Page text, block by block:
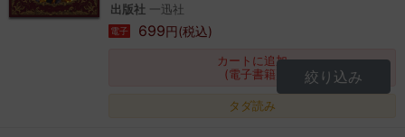
出版社
一迅社
電子 699円(税込)
カートに追加
(電子書籍)
タダ読み
絞り込み